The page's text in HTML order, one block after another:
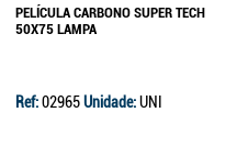
PELÍCULA CARBONO SUPER TECH
50X75 LAMPA
Ref:02965Unidade:UNI